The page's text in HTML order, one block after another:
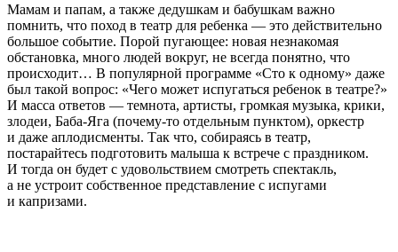
Мамам и папам, а также дедушкам и бабушкам важно
помнить, что поход в театр для ребенка — это действительно
большое событие. Порой пугающее: новая незнакомая
обстановка, много людей вокруг, не всегда понятно, что
происходит… В популярной программе «Сто к одному» даже
был такой вопрос: «Чего может испугаться ребенок в театре?»
И масса ответов — темнота, артисты, громкая музыка, крики,
злодеи, Баба-Яга (почему-то отдельным пунктом), оркестр
и даже аплодисменты. Так что, собираясь в театр,
постарайтесь подготовить малыша к встрече с праздником.
И тогда он будет с удовольствием смотреть спектакль,
а не устроит собственное представление с испугами
и капризами.